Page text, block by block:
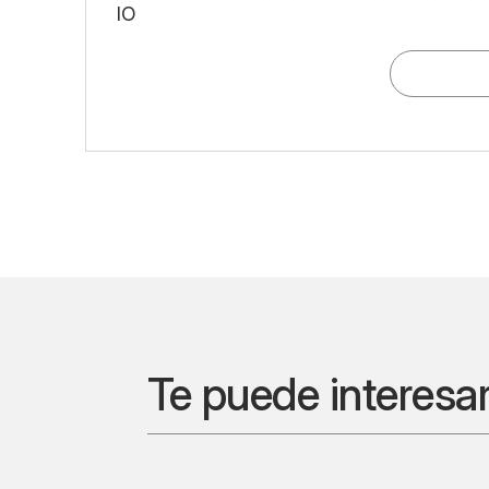
IO
Te puede